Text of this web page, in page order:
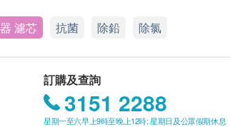
濾芯 抗菌 除鉛 除氯
訂購及查詢
3151 2288
星期一至六早上9時至晚上12時; 星期日及公眾假期休息